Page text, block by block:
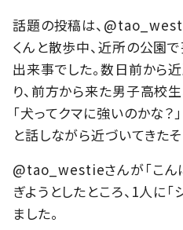
話題の投稿は、
くんと散歩中、近所の公園
出来事でした。数日前から
り、前方から来た男子高校
「犬ってクマに強いのかな？
と話しながら近づいてきたそ
@tao_westieさんが「こん
ぎようとしたところ、1人に
ました。